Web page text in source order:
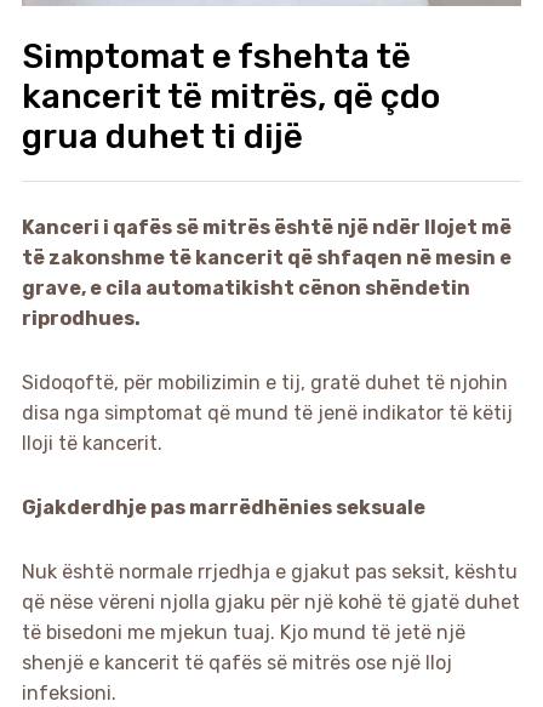
Simptomat e fshehta të
kancerit të mitrës, që çdo
grua duhet ti dijë
Kanceri i qafës së mitrës është një ndër llojet më
të zakonshme të kancerit që shfaqen në mesin e
grave, e cila automatikisht cënon shëndetin
riprodhues.
Sidoqoftë, për mobilizimin e tij, gratë duhet të njohin
disa nga simptomat që mund të jenë indikator të këtij
lloji të kancerit.
Gjakderdhje pas marrëdhënies seksuale
Nuk është normale rrjedhja e gjakut pas seksit, kështu
që nëse vëreni njolla gjaku për një kohë të gjatë duhet
të bisedoni me mjekun tuaj. Kjo mund të jetë një
shenjë e kancerit të qafës së mitrës ose një lloj
infeksioni.